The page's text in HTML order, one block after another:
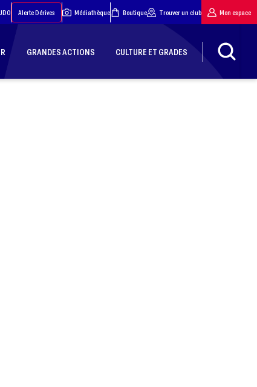
Alerte Dérives Médiathèque Boutique Trouver un club Mon espace
GRANDES ACTIONS CULTURE ET GRADES